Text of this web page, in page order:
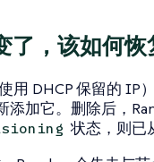
了，该如何恢
用 DHCP 保留的 IP
加它。删除后，
状态，则已